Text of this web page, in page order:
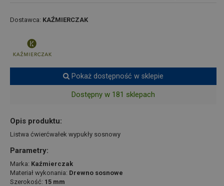
Dostawca: KAŹMIERCZAK
Pokaż dostępność w sklepie
Dostępny w 181 sklepach
Opis produktu:
Listwa ćwierćwałek wypukły sosnowy
Parametry:
Marka: Kaźmierczak
Materiał wykonania: Drewno sosnowe
Szerokość: 15 mm